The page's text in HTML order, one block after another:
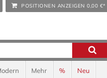
POSITIONEN ANZEIGEN 0,00 €*
Mehr % Neu